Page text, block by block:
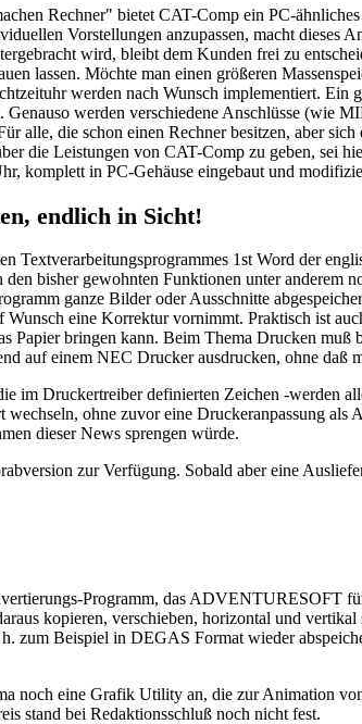
Rechner" bietet CAT-Comp ein PC-
Vorstellungen anzupassen, macht dieses
wird, bleibt dem Kunden frei zu
lassen. Möchte man einen größeren
werden nach Wunsch implementiert. Ein
Genauso werden verschiedene Anschlüsse (wie
alle, die schon einen Rechner besitzen, aber
die Leistungen von CAT-Comp zu geben, sei
komplett in PC-Gehäuse eingebaut und
endlich in Sicht!
Textverarbeitungsprogrammes 1st Word der
den bisher gewohnten Funktionen unter
ganze Bilder oder Ausschnitte
Wunsch eine Korrektur vornimmt. Praktisch ist
Papier bringen kann. Beim Thema Drucken
auf einem NEC Drucker ausdrucken, ohne daß
im Druckertreiber definierten Zeichen -werden
wechseln, ohne zuvor eine Druckeranpassung
dieser News sprengen würde.
zur Verfügung. Sobald aber eine
Programm, das ADVENTURESOFT
kopieren, verschieben, horizontal und
zum Beispiel in DEGAS Format wieder
noch eine Grafik Utility an, die zur Animation
stand bei Redaktionsschluß noch nicht fest.